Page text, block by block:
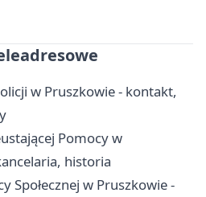
w Pruszkowie - kontakt,
Pomocy w
historia
Społecznej w Pruszkowie -